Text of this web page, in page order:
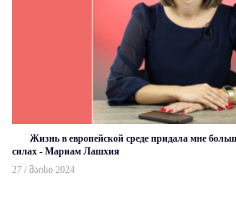
Жизнь в европейской среде придала мне
силах - Мариам Лашхия
27 / მაისი 2024